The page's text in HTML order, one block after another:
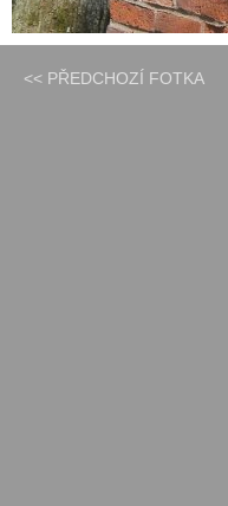
<< PŘEDCHOZÍ FOTKA